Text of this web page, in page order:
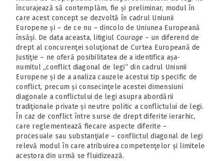
încurajează să contemplăm, fie și preliminar, modul în
care acest concept se dezvoltă în cadrul Uniunii
Europene și – de ce nu – dincolo de Uniunea Europeană
însăși. De data aceasta, litigiul Courage – un diferend de
drept al concurenţei soluţionat de Curtea Europeană de
Justiţie – ne oferă posibilitatea de a identifica așa-
numitul „conflict diagonal de legi” din cadrul Uniunii
Europene și de a analiza cauzele acestui tip specific de
conflict, precum și consecinţele acestei dimensiuni
diagonale a conflictului de legi asupra abordării
tradiţionale private și neutre politic a conflictului de legi.
În caz de conflict între surse de drept diferite ierarhic,
care reglementează fiecare aspecte diferite –
procesuale sau substanţiale – conflictul diagonal de legi
relevă modul în care atribuirea competenţelor și limitele
acestora din urmă se fluidizează.